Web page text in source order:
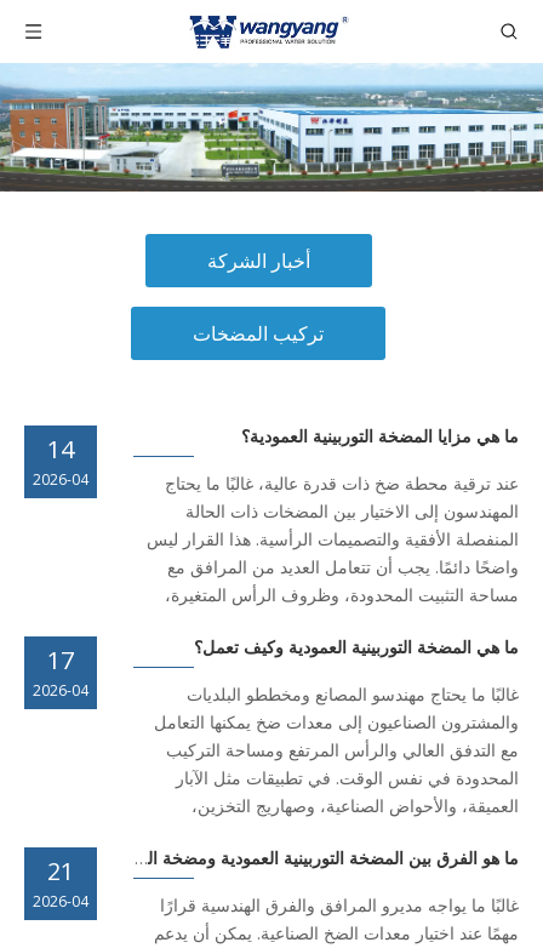
أخبار الشركة
تركيب المضخات
14
2026-04
ما هي مزايا المضخة التوربينية العمودية؟
عند ترقية محطة ضخ ذات قدرة عالية، غالبًا ما يحتاج
المهندسون إلى الاختيار بين المضخات ذات الحالة
المنفصلة الأفقية والتصميمات الرأسية. هذا القرار ليس
واضحًا دائمًا. يجب أن تتعامل العديد من المرافق مع
مساحة التثبيت المحدودة، وظروف الرأس المتغيرة،
17
2026-04
ما هي المضخة التوربينية العمودية وكيف تعمل؟
غالبًا ما يحتاج مهندسو المصانع ومخططو البلديات
والمشترون الصناعيون إلى معدات ضخ يمكنها التعامل
مع التدفق العالي والرأس المرتفع ومساحة التركيب
المحدودة في نفس الوقت. في تطبيقات مثل الآبار
العميقة، والأحواض الصناعية، وصهاريج التخزين،
21
2026-04
ما هو الفرق بين المضخة التوربينية العمودية ومضخة الطرد المركزي؟
غالبًا ما يواجه مديرو المرافق والفرق الهندسية قرارًا
مهمًا عند اختيار معدات الضخ الصناعية. يمكن أن يدعم